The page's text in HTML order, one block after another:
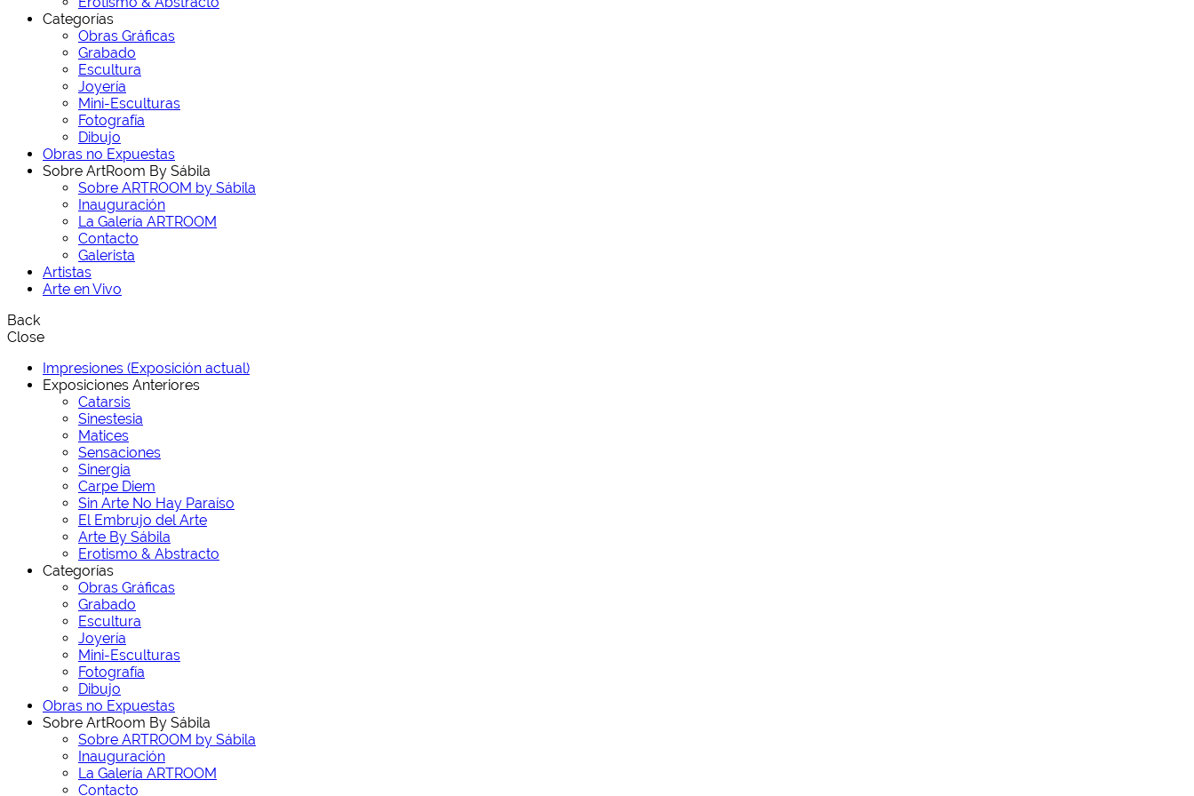
Categorías
Obras Gráficas
Grabado
Escultura
Joyería
Mini-Esculturas
Fotografía
Dibujo
Obras no Expuestas
Sobre ArtRoom By Sábila
Sobre ARTROOM by Sábila
Inauguración
La Galería ARTROOM
Contacto
Galerista
Artistas
Arte en Vivo
Back
Close
Impresiones (Exposición actual)
Exposiciones Anteriores
Catarsis
Sinestesia
Matices
Sensaciones
Sinergia
Carpe Diem
Sin Arte No Hay Paraíso
El Embrujo del Arte
Arte By Sábila
Erotismo & Abstracto
Categorías
Obras Gráficas
Grabado
Escultura
Joyería
Mini-Esculturas
Fotografía
Dibujo
Obras no Expuestas
Sobre ArtRoom By Sábila
Sobre ARTROOM by Sábila
Inauguración
La Galería ARTROOM
Contacto